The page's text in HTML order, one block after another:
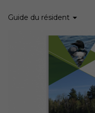
Guide du résident